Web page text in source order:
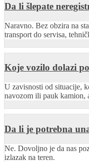
Da li šlepate
Naravno. Bez obzira na
transport do servisa,
Koje vozilo dolazi
U zavisnosti od situacije,
navozom ili pauk kamion,
Da li je potrebna
Ne. Dovoljno je da nas
izlazak na teren.